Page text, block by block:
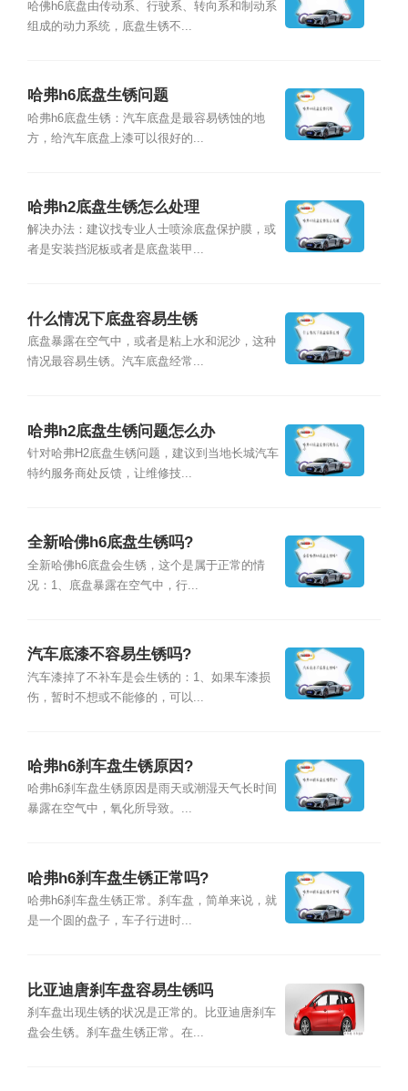
哈佛h6底盘由传动系、行驶系、转向系和制动系
组成的动力系统，底盘生锈不...
哈弗h6底盘生锈问题
哈弗h6底盘生锈：汽车底盘是最容易锈蚀的地
方，给汽车底盘上漆可以很好的...
哈弗h2底盘生锈怎么处理
解决办法：建议找专业人士喷涂底盘保护膜，或
者是安装挡泥板或者是底盘装甲...
什么情况下底盘容易生锈
底盘暴露在空气中，或者是粘上水和泥沙，这种
情况最容易生锈。汽车底盘经常...
哈弗h2底盘生锈问题怎么办
针对哈弗H2底盘生锈问题，建议到当地长城汽车
特约服务商处反馈，让维修技...
全新哈佛h6底盘生锈吗?
全新哈佛h6底盘会生锈，这个是属于正常的情
况：1、底盘暴露在空气中，行...
汽车底漆不容易生锈吗?
汽车漆掉了不补车是会生锈的：1、如果车漆损
伤，暂时不想或不能修的，可以...
哈弗h6刹车盘生锈原因?
哈弗h6刹车盘生锈原因是雨天或潮湿天气长时间
暴露在空气中，氧化所导致。...
哈弗h6刹车盘生锈正常吗?
哈弗h6刹车盘生锈正常。刹车盘，简单来说，就
是一个圆的盘子，车子行进时...
比亚迪唐刹车盘容易生锈吗
刹车盘出现生锈的状况是正常的。比亚迪唐刹车
盘会生锈。刹车盘生锈正常。在...